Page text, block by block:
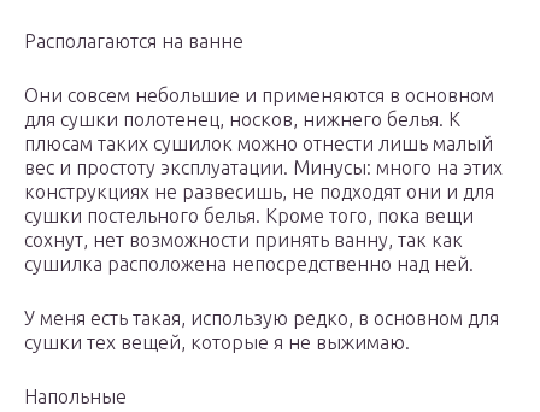
Располагаются на ванне
Они совсем небольшие и применяются в основном
для сушки полотенец, носков, нижнего белья. К
плюсам таких сушилок можно отнести лишь малый
вес и простоту эксплуатации. Минусы: много на этих
конструкциях не развесишь, не подходят они и для
сушки постельного белья. Кроме того, пока вещи
сохнут, нет возможности принять ванну, так как
сушилка расположена непосредственно над ней.
У меня есть такая, использую редко, в основном для
сушки тех вещей, которые я не выжимаю.
Напольные